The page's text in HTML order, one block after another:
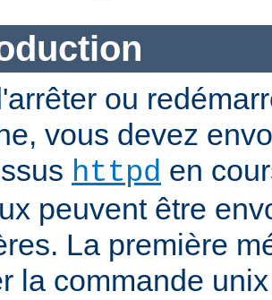
ou
vous devez
httpd en
peuvent être
La première
la commande